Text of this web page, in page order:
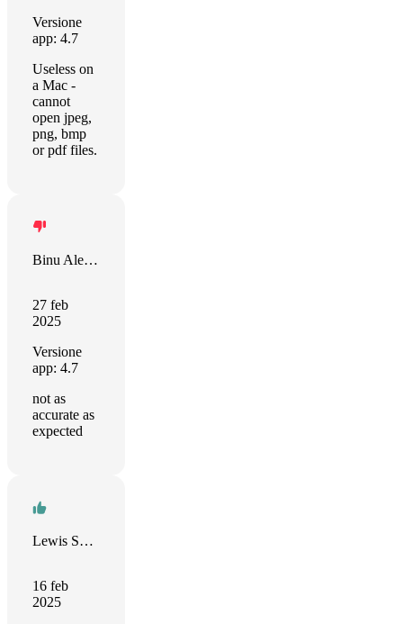
Versione
app: 4.7
Useless on
a Mac -
cannot
open jpeg,
png, bmp
or pdf files.
Binu Alexander
27 feb
2025
Versione
app: 4.7
not as
accurate as
expected
Lewis Smith
16 feb
2025